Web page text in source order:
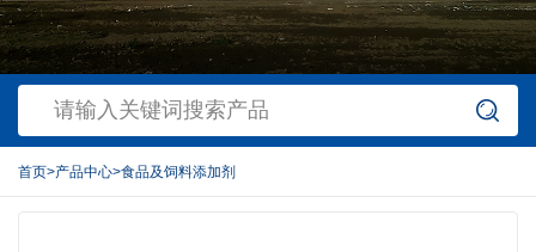
首页>产品中心>食品及饲料添加剂